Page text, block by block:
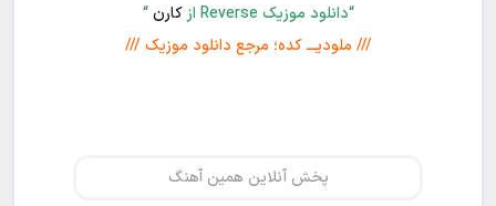
“دانلود موزیک Reverse از
کارن“
/// ملودیـــ کده؛ مرجع دانلود موزیک ///
پخش آنلاین همین آهنگ